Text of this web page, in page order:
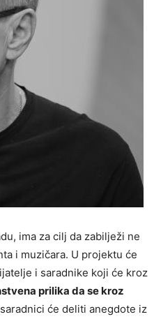
ima za cilj da zabilježi ne
i muzičara. U projektu će
i saradnike koji će kroz
prilika da se kroz
će deliti anegdote iz